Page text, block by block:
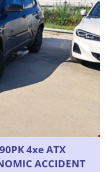
4xe ATX
ACCIDENT